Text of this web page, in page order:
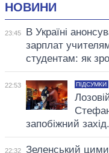
НОВИНИ
23:45
В Україні
зарплат
студентам: як
22:53 ПІДСУМКИ
запобіжний
22:32
Зеленський